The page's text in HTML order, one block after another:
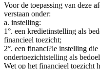
Voor de toepassing van deze
verstaan onder:
a. instelling:
1°. een kredietinstelling als
financieel toezicht;
2°. een financi?le instelling
ondertoezichtstelling als
Wet op het financieel toezicht